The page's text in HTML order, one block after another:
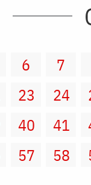
6 7
23 24
40 41
57 58